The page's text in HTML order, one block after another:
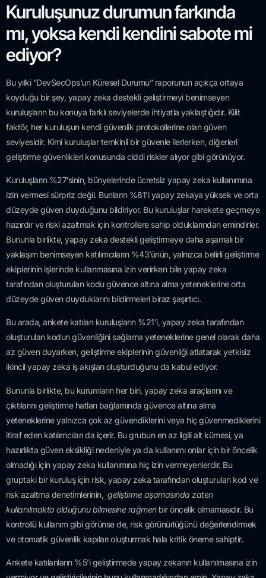
Kuruluşunuz durumun farkında
mı, yoksa kendi kendini sabote mi
ediyor?
Bu yılki “DevSecOps’un Küresel Durumu” raporunun açıkça ortaya
koyduğu bir şey, yapay zeka destekli geliştirmeyi benimseyen
kuruluşların bu konuya farklı seviyelerde ihtiyatla yaklaştığıdır. Kilit
faktör, her kuruluşun kendi güvenlik protokollerine olan güven
seviyesidir. Kimi kuruluşlar temkinli bir güvenle ilerlerken, diğerleri
geliştirme güvenlikleri konusunda ciddi riskler alıyor gibi görünüyor.
Kuruluşların %27’sinin, bünyelerinde ücretsiz yapay zeka kullanımına
izin vermesi sürpriz değil. Bunların %81’i yapay zekaya yüksek ve orta
düzeyde güven duyduğunu bildiriyor. Bu kuruluşlar harekete geçmeye
hazırdır ve riski azaltmak için kontrollere sahip olduklarından emindirler.
Bununla birlikte, yapay zeka destekli geliştirmeye daha aşamalı bir
yaklaşım benimseyen katılımcıların %43’ünün, yalnızca belirli geliştirme
ekiplerinin işlerinde kullanmasına izin verirken bile yapay zeka
tarafından oluşturulan kodu güvence altına alma yeteneklerine orta
düzeyde güven duyduklarını bildirmeleri biraz şaşırtıcı.
Bu arada, ankete katılan kuruluşların %21’i, yapay zeka tarafından
oluşturulan kodun güvenliğini sağlama yeteneklerine genel olarak daha
az güven duyarken, geliştirme ekiplerinin güvenliği atlatarak yetkisiz
ikincil yapay zeka iş akışları oluşturduğunu da kabul ediyor.
Bununla birlikte, bu kurumların her biri, yapay zeka araçlarını ve
çıktılarını geliştirme hatları bağlamında güvence altına alma
yeteneklerine yalnızca çok az güvendiklerini veya hiç güvenmediklerini
itiraf eden katılımcıları da içerir. Bu grubun en az ilgili alt kümesi, ya
hazırlıkta güven eksikliği nedeniyle ya da kullanımı onlar için bir öncelik
olmadığı için yapay zeka kullanımına hiç izin vermeyenlerdir. Bu
gruptaki bir kuruluş için risk, yapay zeka tarafından oluşturulan kod ve
risk azaltma denetimlerinin, geliştirme aşamasında zaten
kullanılmakta olduğunu bilmesine rağmenbir öncelik olmamasıdır. Bu
kontrollü kullanım gibi görünse de, risk görünürlüğünü değerlendirmek
ve otomatik güvenlik kapıları oluşturmak hala kritik öneme sahiptir.
Ankete katılanların %5’i geliştirmede yapay zekanın kullanılmasına izin